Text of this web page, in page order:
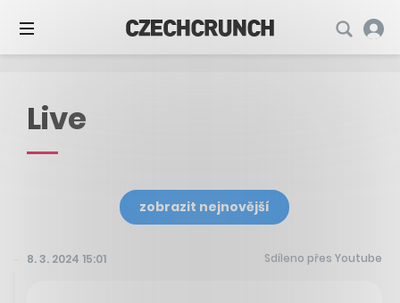
Live
zobrazit nejnovější
8. 3. 2024 15:01 Sdíleno přes Youtube